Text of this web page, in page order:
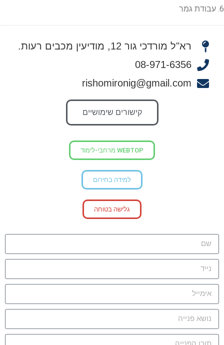
6. עבודת גמר
רא"ל מורדכי גור 12, מודיעין מכבים רעות.
08-971-6356
rishomironig@gmail.com
קישורים שימושיים
WEBTOP מרחבי-לימוד
למידה בחירום
גלישה בטוחה